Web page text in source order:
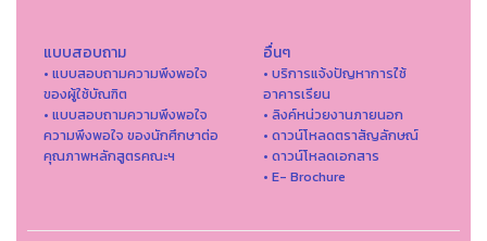
แบบสอบถาม
• แบบสอบถามความพึงพอใจ
ของผู้ใช้บัณฑิต
• แบบสอบถามความพึงพอใจ
ความพึงพอใจ ของนักศึกษาต่อ
คุณภาพหลักสูตรคณะฯ
อื่นๆ
• บริการแจ้งปัญหาการใ่ช้
อาคารเรียน
• ลิงค์หน่วยงานภายนอก
• ดาวน์โหลดตราสัญลักษณ์
• ดาวน์โหลดเอกสาร
• E- Brochure